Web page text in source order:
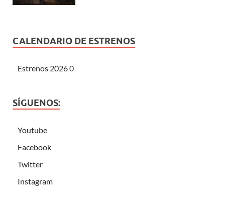
CALENDARIO DE ESTRENOS
Estrenos 20260
SÍGUENOS:
Youtube
Facebook
Twitter
Instagram